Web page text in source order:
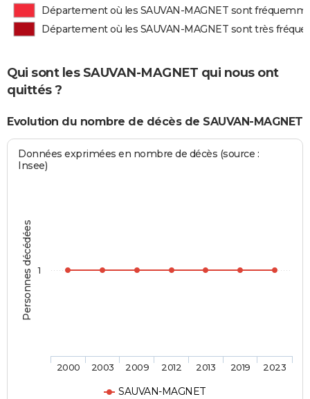
Département où les SAUVAN-MAGNET sont
Département où les SAUVAN-MAGNET sont très
Qui sont les SAUVAN-MAGNET qui nous ont
quittés ?
Evolution du nombre de décès de SAUVAN-MAGNET
Personnes décédées
Données exprimées en nombre de décès (source :
Insee)
SAUVAN-MAGNET
2000 2003 2009 2012 2013 2019 2023
1